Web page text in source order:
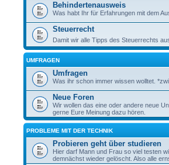
Behindertenausweis
Was habt Ihr für Erfahrungen mit dem
Steuerrecht
Damit wir alle Tipps des Steuerrechts
UMFRAGEN
Umfragen
Was ihr schon immer wissen wolltet.
Neue Foren
Wir wollen das eine oder andere neue
gerne Eure Meinung dazu hören.
PROBLEME MIT DER TECHNIK
Probieren geht über studieren
Hier darf Mann und Frau so viel testen
demnächst wieder gelöscht. Also alle